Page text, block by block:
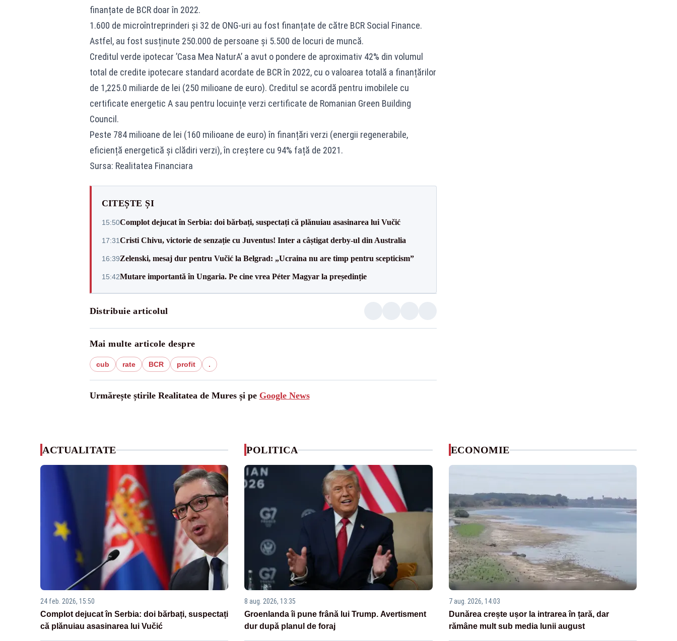
finanțate de BCR doar în 2022.
1.600 de microîntreprinderi și 32 de ONG-uri au fost finanțate de către BCR Social Finance.
Astfel, au fost susținute 250.000 de persoane și 5.500 de locuri de muncă.
Creditul verde ipotecar ’Casa Mea NaturA’ a avut o pondere de aproximativ 42% din volumul
total de credite ipotecare standard acordate de BCR în 2022, cu o valoarea totală a finanțărilor
de 1,225.0 miliarde de lei (250 milioane de euro). Creditul se acordă pentru imobilele cu
certificate energetic A sau pentru locuințe verzi certificate de Romanian Green Building
Council.
Peste 784 milioane de lei (160 milioane de euro) în finanțări verzi (energii regenerabile,
eficiență energetică și clădiri verzi), în creștere cu 94% față de 2021.
Sursa: Realitatea Financiara
CITEȘTE ȘI
15:50Complot dejucat în Serbia: doi bărbați, suspectați că plănuiau asasinarea lui Vučić
17:31Cristi Chivu, victorie de senzație cu Juventus! Inter a câștigat derby-ul din Australia
16:39Zelenski, mesaj dur pentru Vučić la Belgrad: „Ucraina nu are timp pentru scepticism”
15:42Mutare importantă în Ungaria. Pe cine vrea Péter Magyar la președinție
Distribuie articolul
Mai multe articole despre
cub rate BCR profit .
Urmărește știrile Realitatea de Mures și pe Google News
ACTUALITATE
24 feb. 2026, 15:50
Complot dejucat în Serbia: doi bărbați, suspectați
că plănuiau asasinarea lui Vučić
POLITICA
8 aug. 2026, 13:35
Groenlanda îi pune frână lui Trump. Avertisment
dur după planul de foraj
ECONOMIE
7 aug. 2026, 14:03
Dunărea crește ușor la intrarea în țară, dar
rămâne mult sub media lunii august